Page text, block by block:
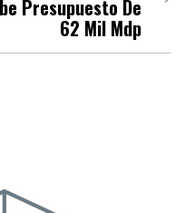
Presupuesto De
62 Mil Mdp